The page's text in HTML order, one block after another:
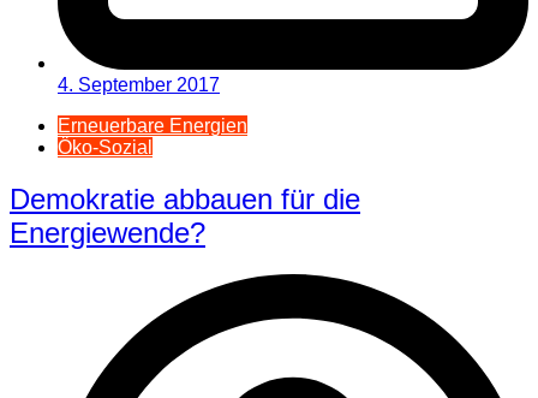
4. September 2017
Erneuerbare Energien
Öko-Sozial
Demokratie abbauen für die
Energiewende?